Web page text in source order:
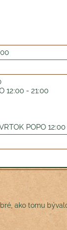
12:00 - 21:00
POPO
ako tomu